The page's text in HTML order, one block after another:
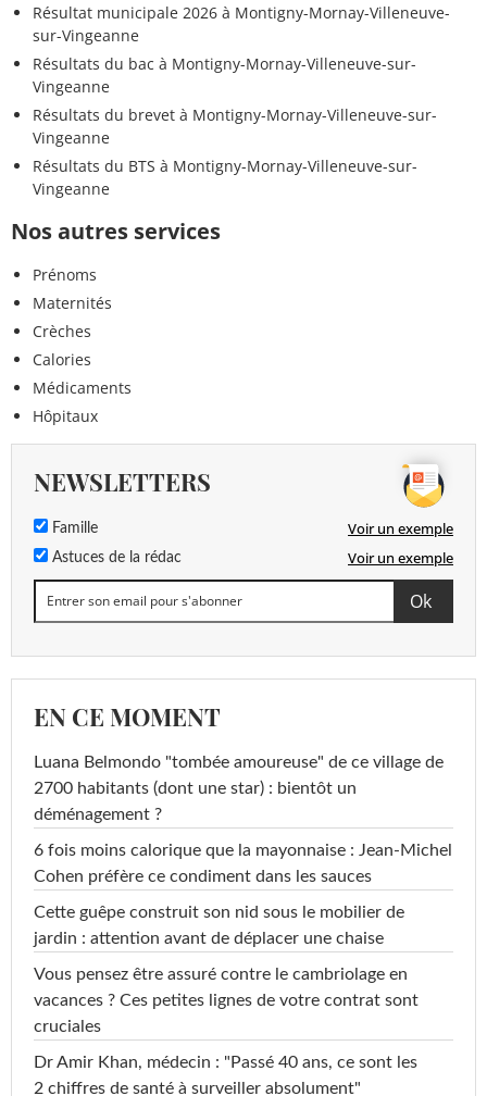
Résultat municipale 2026 à Montigny-Mornay-Villeneuve-
sur-Vingeanne
Résultats du bac à Montigny-Mornay-Villeneuve-sur-
Vingeanne
Résultats du brevet à Montigny-Mornay-Villeneuve-sur-
Vingeanne
Résultats du BTS à Montigny-Mornay-Villeneuve-sur-
Vingeanne
Nos autres services
Prénoms
Maternités
Crèches
Calories
Médicaments
Hôpitaux
NEWSLETTERS
Famille Voir un exemple
Astuces de la rédac Voir un exemple
EN CE MOMENT
Luana Belmondo "tombée amoureuse" de ce village de
2700 habitants (dont une star) : bientôt un
déménagement ?
6 fois moins calorique que la mayonnaise : Jean-Michel
Cohen préfère ce condiment dans les sauces
Cette guêpe construit son nid sous le mobilier de
jardin : attention avant de déplacer une chaise
Vous pensez être assuré contre le cambriolage en
vacances ? Ces petites lignes de votre contrat sont
cruciales
Dr Amir Khan, médecin : "Passé 40 ans, ce sont les
2 chiffres de santé à surveiller absolument"